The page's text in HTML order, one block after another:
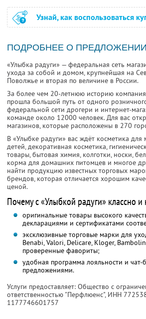
Узнай, как воспользоваться
ПОДРОБНЕЕ О ПРЕДЛОЖЕНИИ
«Улыбка радуги» — федеральная сеть
ухода за собой и домом, крупнейшая на
Поволжье и вторая по величине в России.
За более чем 20-летнюю историю
прошла большой путь от одного
федеральной сети дрогери и интернет-
команде около 12000 человек. Для вас
магазинов, которые расположены в 270
В «Улыбке радуги» вас ждёт косметика
детей, декоративная косметика,
товары, бытовая химия, колготки, носки,
корма для домашних питомцев и многое
найти продукцию известных торговых
брендов, которая отличается хорошим
ценой.
Почему с «Улыбкой радуги» классно
оригинальные товары высокого
декларациями и сертификатами
эксклюзивные торговые марки для
Benabi, Valori, Delicare, Kloger,
проверенные фавориты;
удобная программа лояльности и чат-
предложениями.
Услуги предоставляет: Общество с
ответственностью "Перфлюенс", ИНН
1177746601757